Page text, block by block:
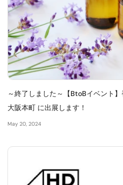
～終了しました～【BtoBイベント
大阪本町 に出展します！
May 20, 2024